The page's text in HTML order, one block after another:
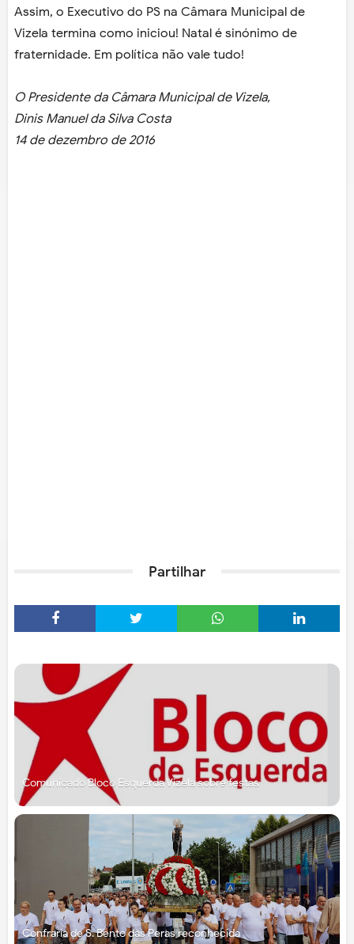
Assim, o Executivo do PS na Câmara Municipal de
Vizela termina como iniciou! Natal é sinónimo de
fraternidade. Em política não vale tudo!
O Presidente da Câmara Municipal de Vizela,
Dinis Manuel da Silva Costa
14 de dezembro de 2016
Partilhar
Comunicado Bloco Esquerda Vizela sobre festas
Confraria de S. Bento das Peras reconhecida